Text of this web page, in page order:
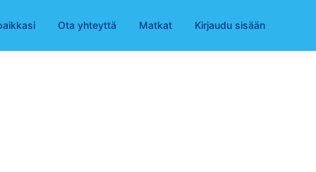
Ota yhteyttä Matkat Kirjaudu sisään